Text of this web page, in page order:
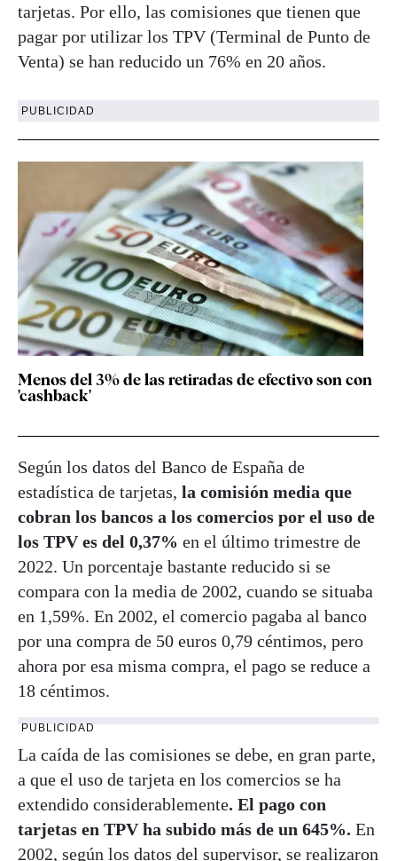
tarjetas. Por ello, las comisiones que tienen que
pagar por utilizar los TPV (Terminal de Punto de
Venta) se han reducido un 76% en 20 años.
PUBLICIDAD
Menos del 3% de las retiradas de efectivo son con
'cashback'
Según los datos del Banco de España de
estadística de tarjetas, la comisión media que
cobran los bancos a los comercios por el uso de
los TPV es del 0,37% en el último trimestre de
2022. Un porcentaje bastante reducido si se
compara con la media de 2002, cuando se situaba
en 1,59%. En 2002, el comercio pagaba al banco
por una compra de 50 euros 0,79 céntimos, pero
ahora por esa misma compra, el pago se reduce a
18 céntimos.
PUBLICIDAD
La caída de las comisiones se debe, en gran parte,
a que el uso de tarjeta en los comercios se ha
extendido considerablemente. El pago con
tarjetas en TPV ha subido más de un 645%. En
2002, según los datos del supervisor, se realizaron